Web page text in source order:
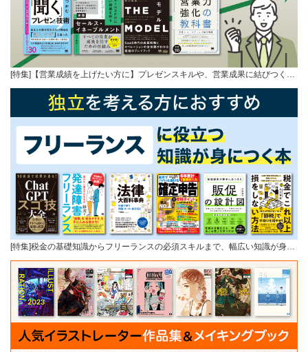
[特集]【営業成績を上げたい方に】プレゼンスキルや、営業成果に結びつく…
[特集]税金の基礎知識からフリーランスの必須スキルまで、幅広い知識が身…